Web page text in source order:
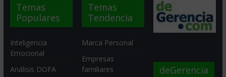
Temas
Populares
Inteligencia
Emocional
Análisis DOFA
Temas
Tendencia
Marca Personal
Empresas
familiares
deGerencia